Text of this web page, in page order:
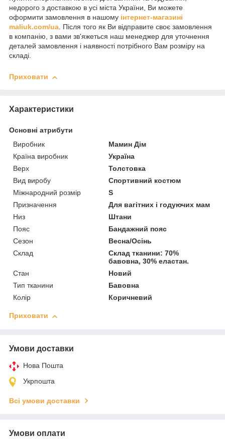
недорого з доставкою в усі міста України, Ви можете
оформити замовлення в нашому інтернет-магазині
maliuk.com/ua. Після того як Ви відправите своє замовлення
в компанію, з вами зв'яжеться наш менеджер для уточнення
деталей замовлення і наявності потрібного Вам розміру на
складі.
Приховати
Характеристики
Основні атрибути
Виробник
Мамин Дім
Країна виробник
Україна
Верх
Толстовка
Вид виробу
Спортивний костюм
Міжнародний розмір
S
Призначення
Для вагітних і годуючих мам
Низ
Штани
Пояс
Бандажний пояс
Сезон
Весна/Осінь
Склад
Склад тканини: 70%
бавовна, 30% еластан.
Стан
Новий
Тип тканини
Бавовна
Колір
Коричневий
Приховати
Умови доставки
Нова Пошта
Укрпошта
Всі умови доставки
Умови оплати